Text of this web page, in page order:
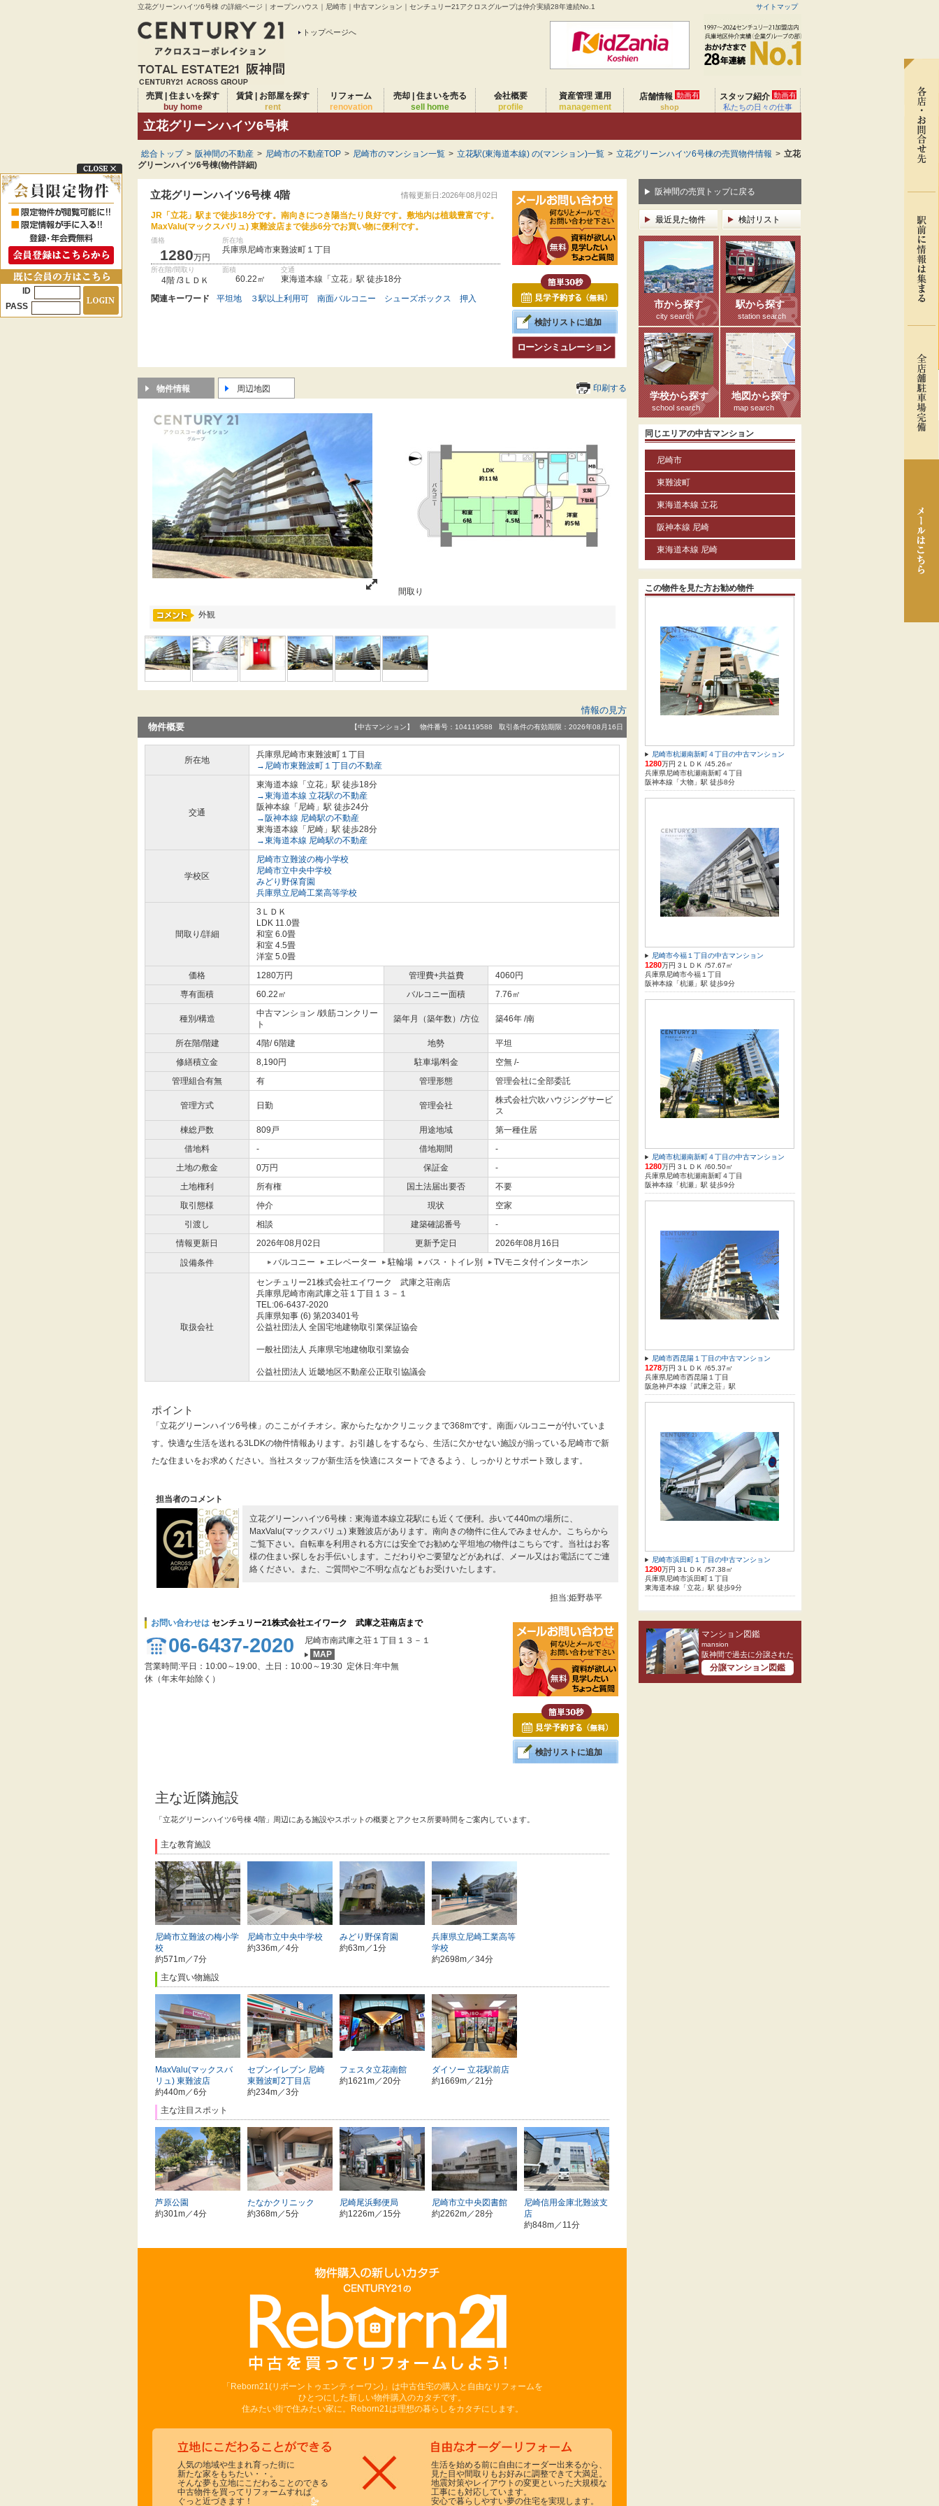
立花グリーンハイツ6号棟 の詳細ページ｜オープンハウス｜尼崎市｜中古マンション｜センチュリー21アクロスグループは仲介実績28年連続No.1 サイトマップ
トップページへ
売買 | 住まいを探す
buy home
賃貸 | お部屋を探す
rent
リフォーム
renovation
売却 | 住まいを売る
sell home
会社概要
profile
資産管理 運用
management
店舗情報 動画有
shop
スタッフ紹介 動画有
私たちの日々の仕事
立花グリーンハイツ6号棟
総合トップ > 阪神間の不動産 > 尼崎市の不動産TOP > 尼崎市のマンション一覧 > 立花駅(東海道本線) の(マンション)一覧 > 立花グリーンハイツ6号棟の売買物件情報 > 立花
グリーンハイツ6号棟(物件詳細)
立花グリーンハイツ6号棟 4階 情報更新日:2026年08月02日
JR「立花」駅まで徒歩18分です。南向きにつき陽当たり良好です。敷地内は植栽豊富です。
MaxValu(マックスバリュ) 東難波店まで徒歩6分でお買い物に便利です。
価格
1280万円
所在地
兵庫県尼崎市東難波町１丁目
所在階/間取り
4階 /3ＬＤＫ
面積
60.22㎡
交通
東海道本線「立花」駅 徒歩18分
関連キーワード
平坦地 ３駅以上利用可 南面バルコニー シューズボックス 押入
検討リストに追加
ローンシミュレーション
物件情報 周辺地図 印刷する
間取り
外観
情報の見方
物件概要
【中古マンション】 物件番号：104119588 取引条件の有効期限：2026年08月16日
所在地
兵庫県尼崎市東難波町１丁目
→尼崎市東難波町１丁目の不動産
交通
東海道本線「立花」駅 徒歩18分
→東海道本線 立花駅の不動産
阪神本線「尼崎」駅 徒歩24分
→阪神本線 尼崎駅の不動産
東海道本線「尼崎」駅 徒歩28分
→東海道本線 尼崎駅の不動産
学校区
尼崎市立難波の梅小学校
尼崎市立中央中学校
みどり野保育園
兵庫県立尼崎工業高等学校
間取り/詳細
3ＬＤＫ
LDK 11.0畳
和室 6.0畳
和室 4.5畳
洋室 5.0畳
価格
1280万円 管理費+共益費
4060円
専有面積
60.22㎡ バルコニー面積 7.76㎡
種別/構造
中古マンション /鉄筋コンクリー
ト
築年月（築年数）/方位 築46年 /南
所在階/階建 4階/ 6階建 地勢
平坦
修繕積立金
8,190円 駐車場/料金
空無 /-
管理組合有無
有 管理形態 管理会社に全部委託
管理方式 日勤 管理会社
株式会社穴吹ハウジングサービ
ス
棟総戸数
809戸 用途地域
第一種住居
借地料
- 借地期間
-
土地の敷金
0万円 保証金
-
土地権利
所有権 国土法届出要否
不要
取引態様
仲介 現状
空家
引渡し
相談 建築確認番号
-
情報更新日
2026年08月02日 更新予定日
2026年08月16日
設備条件
バルコニー エレベーター 駐輪場 バス・トイレ別 TVモニタ付インターホン
取扱会社
センチュリー21株式会社エイワーク 武庫之荘南店
兵庫県尼崎市南武庫之荘１丁目１３－１
TEL:06-6437-2020
兵庫県知事 (6) 第203401号
公益社団法人 全国宅地建物取引業保証協会
一般社団法人 兵庫県宅地建物取引業協会
公益社団法人 近畿地区不動産公正取引協議会
ポイント
「立花グリーンハイツ6号棟」のここがイチオシ。家からたなかクリニックまで368mです。南面バルコニーが付いていま
す。快適な生活を送れる3LDKの物件情報あります。お引越しをするなら、生活に欠かせない施設が揃っている尼崎市で新
たな住まいをお求めください。当社スタッフが新生活を快適にスタートできるよう、しっかりとサポート致します。
担当者のコメント
立花グリーンハイツ6号棟：東海道本線立花駅にも近くて便利。歩いて440mの場所に、
MaxValu(マックスバリュ) 東難波店があります。南向きの物件に住んでみませんか。こちらから
ご覧下さい。自転車を利用される方には安全でお勧めな平坦地の物件はこちらです。当社はお客
様の住まい探しをお手伝いします。こだわりやご要望などがあれば、メール又はお電話にてご連
絡ください。また、ご質問やご不明な点などもお受けいたします。
担当:姫野恭平
お問い合わせは センチュリー21株式会社エイワーク 武庫之荘南店まで
06-6437-2020
尼崎市南武庫之荘１丁目１３－１
MAP
営業時間:平日：10:00～19:00、土日：10:00～19:30 定休日:年中無
休（年末年始除く）
検討リストに追加
主な近隣施設
「立花グリーンハイツ6号棟 4階」周辺にある施設やスポットの概要とアクセス所要時間をご案内しています。
主な教育施設
尼崎市立難波の梅小学
校
約571m／7分
尼崎市立中央中学校
約336m／4分
みどり野保育園
約63m／1分
兵庫県立尼崎工業高等
学校
約2698m／34分
主な買い物施設
MaxValu(マックスバ
リュ) 東難波店
約440m／6分
セブンイレブン 尼崎
東難波町2丁目店
約234m／3分
フェスタ立花南館
約1621m／20分
ダイソー 立花駅前店
約1669m／21分
主な注目スポット
芦原公園
約301m／4分
たなかクリニック
約368m／5分
尼崎尾浜郵便局
約1226m／15分
尼崎市立中央図書館
約2262m／28分
尼崎信用金庫北難波支
店
約848m／11分
「Reborn21(リボーントゥエンティーワン)」は中古住宅の購入と自由なリフォームを
ひとつにした新しい物件購入のカタチです。
住みたい街で住みたい家に。Reborn21は理想の暮らしをカタチにします。
人気の地域や生まれ育った街に
新たな家をもちたい・・。
そんな夢も立地にこだわることのできる
中古物件を買ってリフォームすれば
ぐっと近づきます！
生活を始める前に自由にオーダー出来るから、
見た目や間取りもお好みに調整できて大満足。
地震対策やレイアウトの変更といった大規模な
工事にも対応しています。
安心で暮らしやすい夢の住宅を実現します。
阪神間の売買トップに戻る
最近見た物件 検討リスト
市から探す
city search
駅から探す
station search
学校から探す
school search
地図から探す
map search
同じエリアの中古マンション
尼崎市
東難波町
東海道本線 立花
阪神本線 尼崎
東海道本線 尼崎
この物件を見た方お勧め物件
尼崎市杭瀬南新町４丁目の中古マンション
1280万円 2ＬＤＫ /45.26㎡
兵庫県尼崎市杭瀬南新町４丁目
阪神本線「大物」駅 徒歩8分
尼崎市今福１丁目の中古マンション
1280万円 3ＬＤＫ /57.67㎡
兵庫県尼崎市今福１丁目
阪神本線「杭瀬」駅 徒歩9分
尼崎市杭瀬南新町４丁目の中古マンション
1280万円 3ＬＤＫ /60.50㎡
兵庫県尼崎市杭瀬南新町４丁目
阪神本線「杭瀬」駅 徒歩9分
尼崎市西昆陽１丁目の中古マンション
1278万円 3ＬＤＫ /65.37㎡
兵庫県尼崎市西昆陽１丁目
阪急神戸本線「武庫之荘」駅
尼崎市浜田町１丁目の中古マンション
1290万円 3ＬＤＫ /57.38㎡
兵庫県尼崎市浜田町１丁目
東海道本線「立花」駅 徒歩9分
マンション図鑑
mansion
阪神間で過去に分譲された
分譲マンション図鑑
ID
PASS